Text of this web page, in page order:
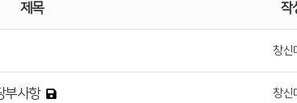
제목 작
창신
부사항 창신